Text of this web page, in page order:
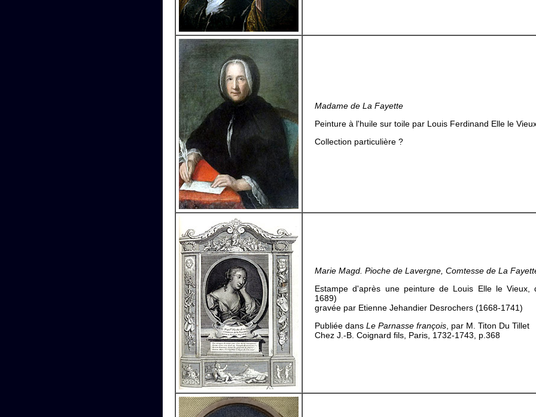
Madame de La Fayette
Peinture à l'huile sur toile par Louis Ferdinand Elle le
Collection particulière ?
Marie Magd. Pioche de Lavergne, Comtesse de La
Estampe d'après une peinture de Louis Elle le Vieux,
1689)
gravée par Etienne Jehandier Desrochers (1668-1741)
Publiée dans Le Parnasse françois , par M. Titon Du Tillet
Chez J.-B. Coignard fils, Paris, 1732-1743, p.368